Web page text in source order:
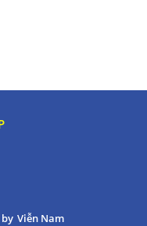
Viễn Nam